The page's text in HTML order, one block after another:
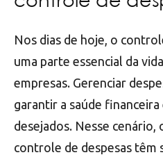
Nos dias de hoje, o
uma parte essencial da
empresas. Gerenciar
garantir a saúde
desejados. Nesse cenário,
controle de despesas têm